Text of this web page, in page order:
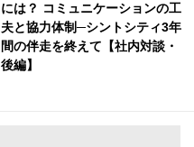
には？ コミュニケーションの工
夫と協力体制─シントシティ3年
間の伴走を終えて【社内対談・
後編】